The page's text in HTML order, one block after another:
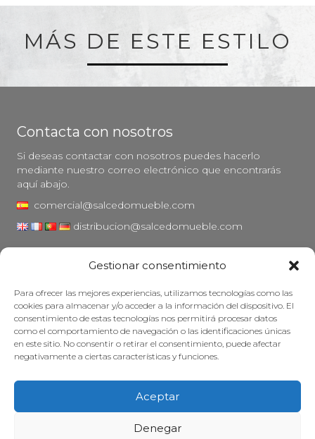
Gestionar consentimiento
Para ofrecer las mejores experiencias, utilizamos tecnologías como las
cookies para almacenar y/o acceder a la información del dispositivo. El
consentimiento de estas tecnologías nos permitirá procesar datos
como el comportamiento de navegación o las identificaciones únicas
en este sitio. No consentir o retirar el consentimiento, puede afectar
negativamente a ciertas características y funciones.
Aceptar
Denegar
MÁS DE ESTE ESTILO
Contacta con nosotros
Si deseas contactar con nosotros puedes hacerlo
mediante nuestro correo electrónico que encontrarás
aquí abajo.
comercial@salcedomueble.com
distribucion@salcedomueble.com
Aviso legal
Política de privacidad
Política de cookies
Mantener su mueble
Subvenciones